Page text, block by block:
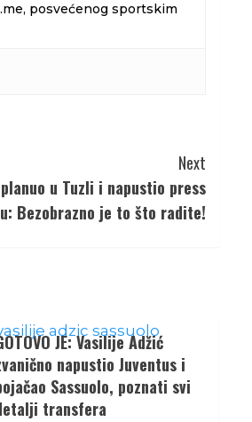
posvećenog sportskim
Next
u Tuzli i napustio press
Bezobrazno je to što radite!
JE: Vasilije Adžić
napustio Juventus i
Sassuolo, poznati svi
transfera